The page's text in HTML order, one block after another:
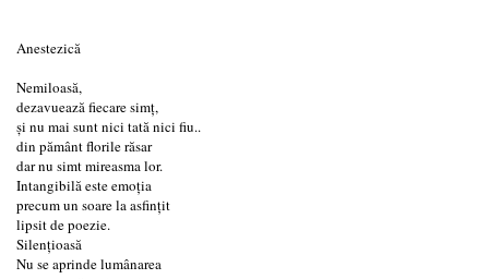
Anestezică
Nemiloasă,
dezavuează fiecare simț,
și nu mai sunt nici tată nici fiu..
din pământ florile răsar
dar nu simt mireasma lor.
Intangibilă este emoția
precum un soare la asfințit
lipsit de poezie.
Silențioasă
Nu se aprinde lumânarea